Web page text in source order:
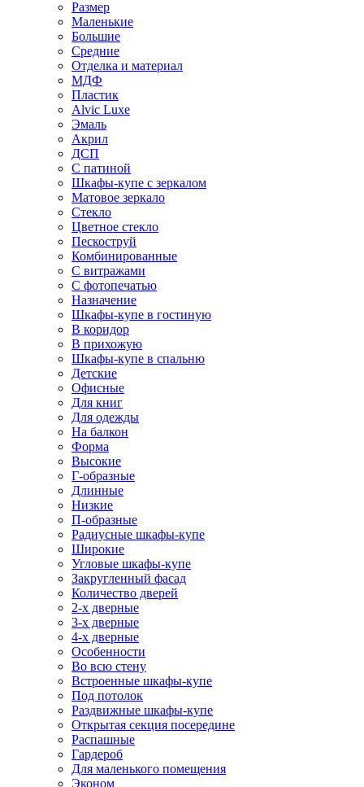
Размер
Маленькие
Большие
Средние
Отделка и материал
МДФ
Пластик
Alvic Luxe
Эмаль
Акрил
ДСП
С патиной
Шкафы-купе с зеркалом
Матовое зеркало
Стекло
Цветное стекло
Пескоструй
Комбинированные
С витражами
С фотопечатью
Назначение
Шкафы-купе в гостиную
В коридор
В прихожую
Шкафы-купе в спальню
Детские
Офисные
Для книг
Для одежды
На балкон
Форма
Высокие
Г-образные
Длинные
Низкие
П-образные
Радиусные шкафы-купе
Широкие
Угловые шкафы-купе
Закругленный фасад
Количество дверей
2-х дверные
3-х дверные
4-х дверные
Особенности
Во всю стену
Встроенные шкафы-купе
Под потолок
Раздвижные шкафы-купе
Открытая секция посередине
Распашные
Гардероб
Для маленького помещения
Эконом